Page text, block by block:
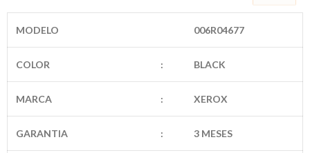
MODELO 006R04677
COLOR : BLACK
MARCA : XEROX
GARANTIA : 3 MESES